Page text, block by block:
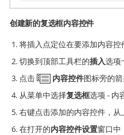
创建新的复选框内容控件
将插入点定位在要添加内容控
切换到顶部工具栏的插入选项
点击
内容控件图标旁的箭
从菜单中选择复选框选项 - 内
右键点击添加的内容控件，
在打开的内容控件设置窗口中